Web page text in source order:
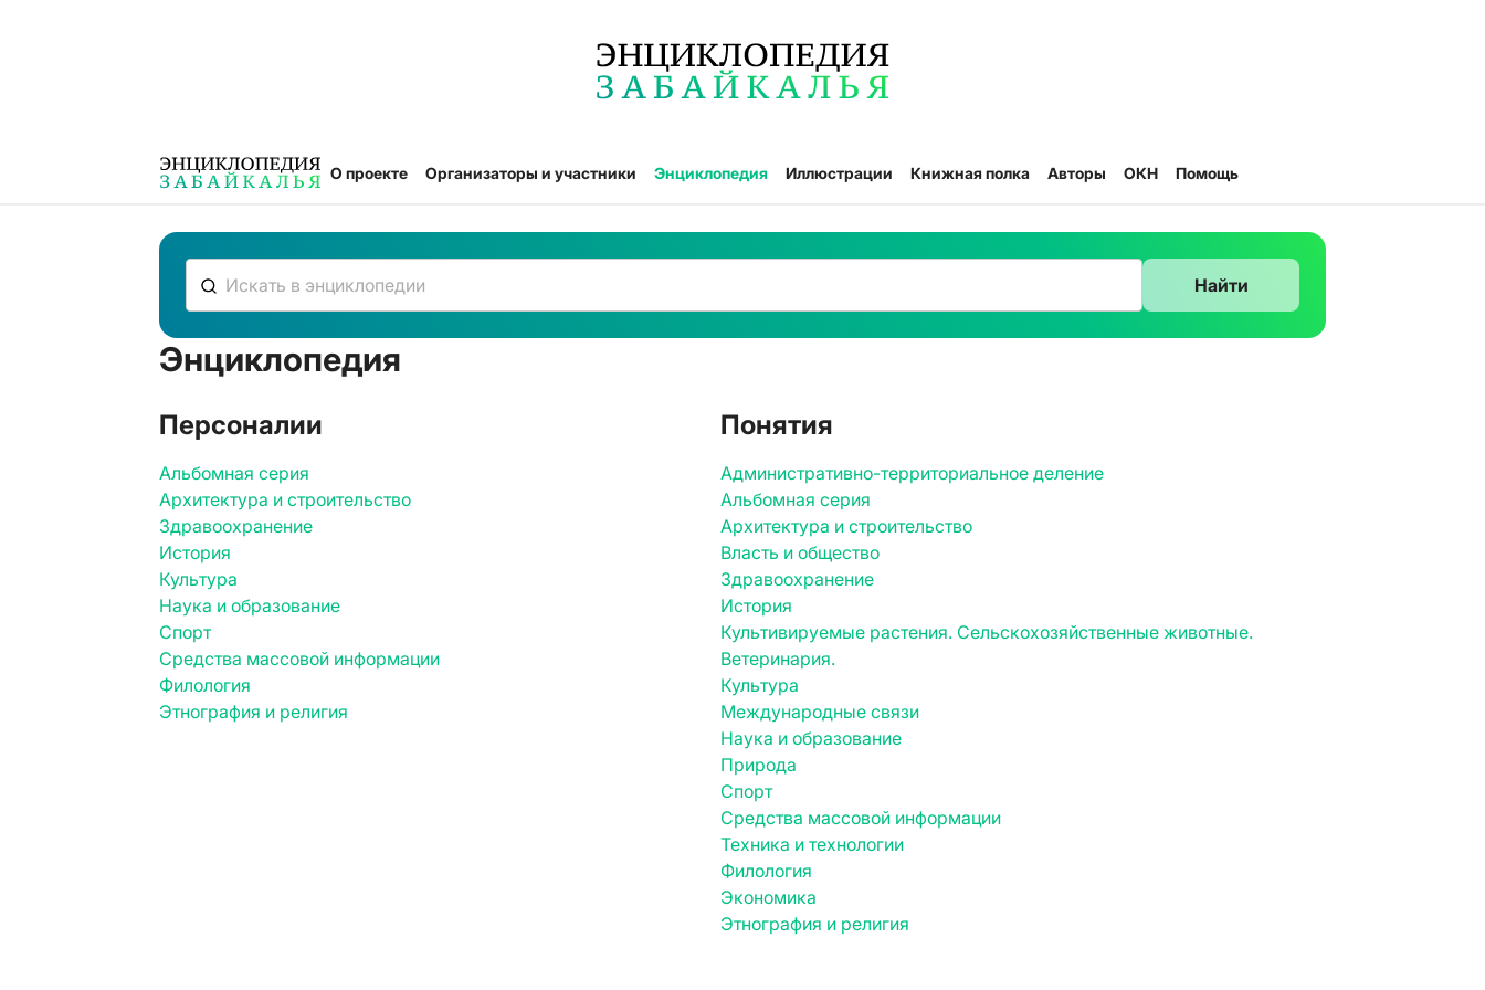
О проекте Организаторы и участники Энциклопедия Иллюстрации Книжная полка Авторы ОКН Помощь
Найти
К сожалению, ничего не нашлось
Энциклопедия
Персоналии
Альбомная серия
Архитектура и строительство
Здравоохранение
История
Культура
Наука и образование
Спорт
Средства массовой информации
Филология
Этнография и религия
Понятия
Административно-территориальное деление
Альбомная серия
Архитектура и строительство
Власть и общество
Здравоохранение
История
Культивируемые растения. Сельскохозяйственные животные.
Ветеринария.
Культура
Международные связи
Наука и образование
Природа
Спорт
Средства массовой информации
Техника и технологии
Филология
Экономика
Этнография и религия